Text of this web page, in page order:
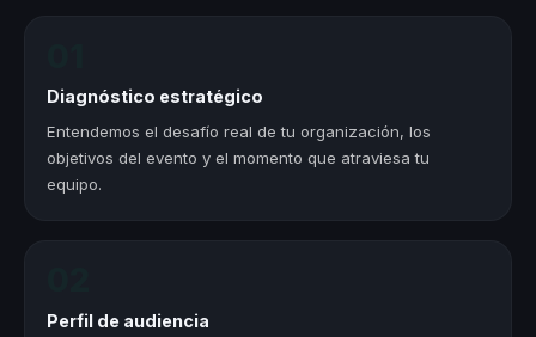
Diagnóstico estratégico
Entendemos el desafío real de tu organización, los
objetivos del evento y el momento que atraviesa tu
equipo.
Perfil de audiencia